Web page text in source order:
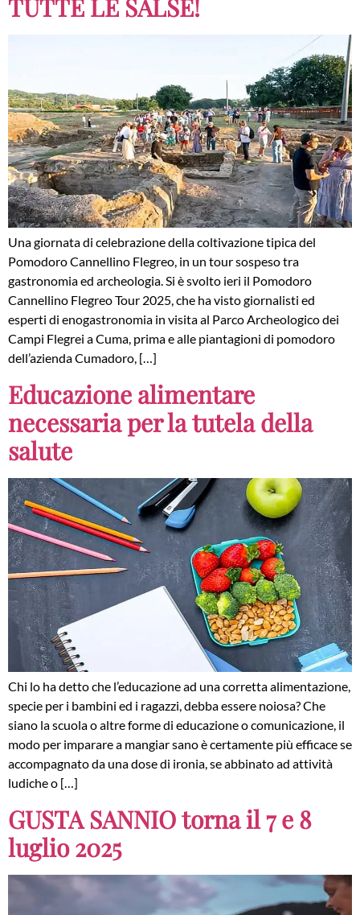
TUTTE LE SALSE!
Una giornata di celebrazione della coltivazione tipica del
Pomodoro Cannellino Flegreo, in un tour sospeso tra
gastronomia ed archeologia. Si è svolto ieri il Pomodoro
Cannellino Flegreo Tour 2025, che ha visto giornalisti ed
esperti di enogastronomia in visita al Parco Archeologico dei
Campi Flegrei a Cuma, prima e alle piantagioni di pomodoro
dell’azienda Cumadoro, […]
Educazione alimentare
necessaria per la tutela della
salute
Chi lo ha detto che l’educazione ad una corretta alimentazione,
specie per i bambini ed i ragazzi, debba essere noiosa? Che
siano la scuola o altre forme di educazione o comunicazione, il
modo per imparare a mangiar sano è certamente più efficace se
accompagnato da una dose di ironia, se abbinato ad attività
ludiche o […]
GUSTA SANNIO torna il 7 e 8
luglio 2025